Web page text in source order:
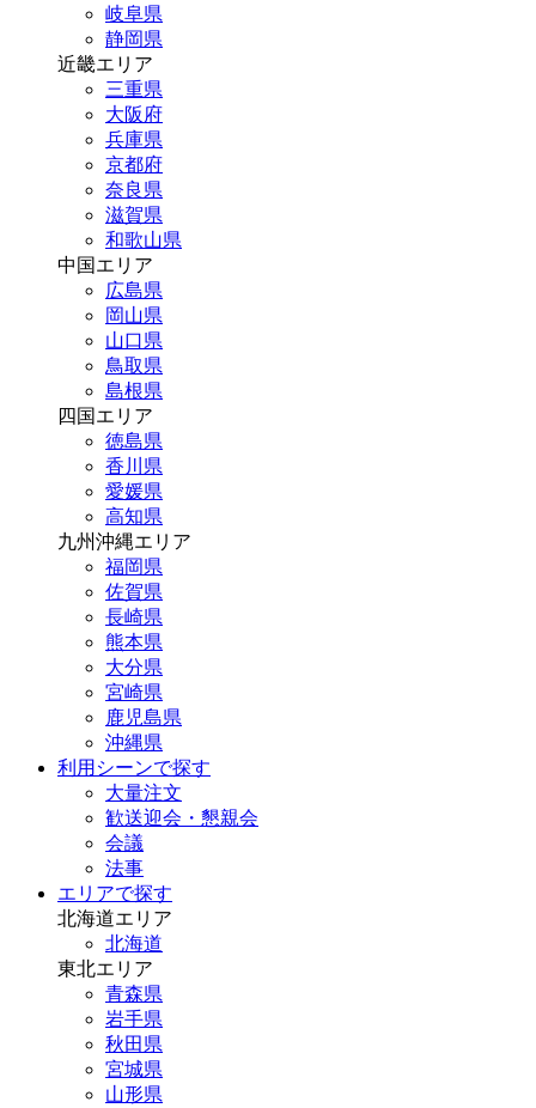
岐阜県
静岡県
近畿エリア
三重県
大阪府
兵庫県
京都府
奈良県
滋賀県
和歌山県
中国エリア
広島県
岡山県
山口県
鳥取県
島根県
四国エリア
徳島県
香川県
愛媛県
高知県
九州沖縄エリア
福岡県
佐賀県
長崎県
熊本県
大分県
宮崎県
鹿児島県
沖縄県
利用シーンで探す
大量注文
歓送迎会・懇親会
会議
法事
エリアで探す
北海道エリア
北海道
東北エリア
青森県
岩手県
秋田県
宮城県
山形県